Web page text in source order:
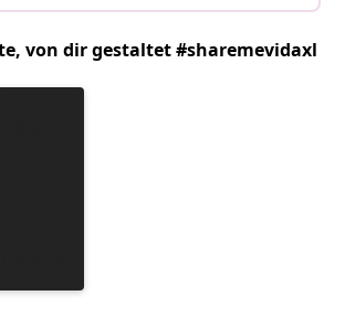
von dir gestaltet #sharemevidaxl